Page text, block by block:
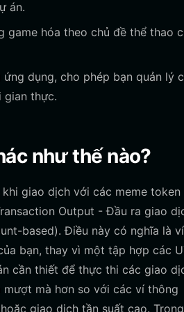
án.
hóa theo chủ đề thể thao
dụng, cho phép bạn quản lý
gian thực.
như thế nào?
giao dịch với các meme token
Output - Đầu ra giao
based). Điều này có nghĩa là
bạn, thay vì một tập hợp các
cần thiết để thực thi các giao
mà hơn so với các ví thông
giao dịch tần suất cao.